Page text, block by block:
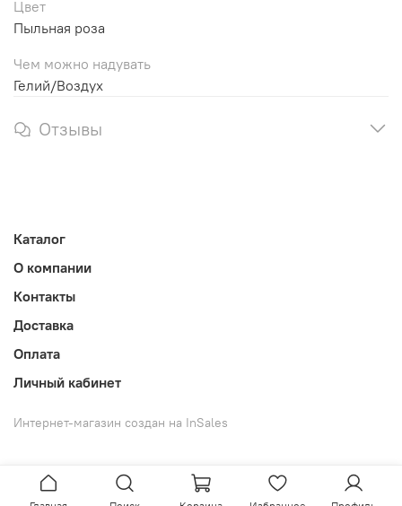
Цвет
Пыльная роза
Чем можно надувать
Гелий/Воздух
Отзывы
Каталог
О компании
Контакты
Доставка
Оплата
Личный кабинет
Интернет-магазин создан на InSales